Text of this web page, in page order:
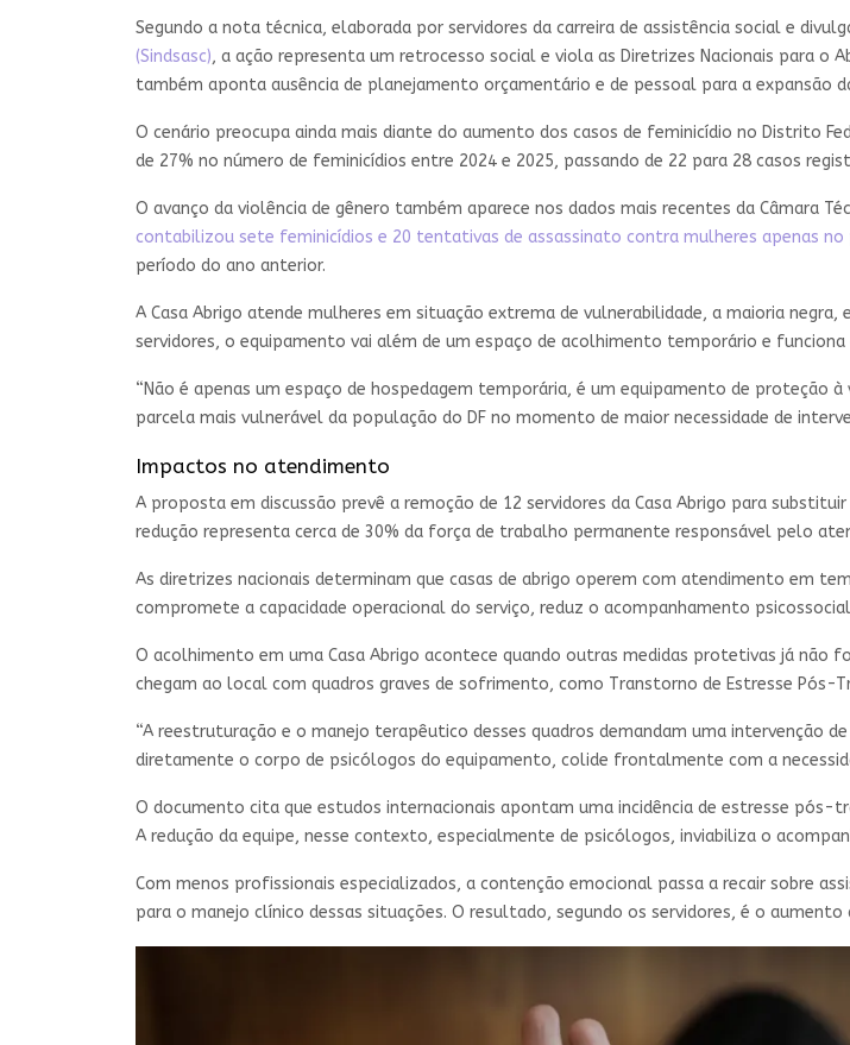
Segundo a nota técnica, elaborada por servidores da carreira de assistência social e
(Sindsasc), a ação representa um retrocesso social e viola as Diretrizes Nacionais para o
também aponta ausência de planejamento orçamentário e de pessoal para a expansão
O cenário preocupa ainda mais diante do aumento dos casos de feminicídio no Distrito
de 27% no número de feminicídios entre 2024 e 2025, passando de 22 para 28 casos
O avanço da violência de gênero também aparece nos dados mais recentes da Câmara
contabilizou sete feminicídios e 20 tentativas de assassinato contra mulheres apenas
período do ano anterior.
A Casa Abrigo atende mulheres em situação extrema de vulnerabilidade, a maioria
servidores, o equipamento vai além de um espaço de acolhimento temporário e
“Não é apenas um espaço de hospedagem temporária, é um equipamento de proteção
parcela mais vulnerável da população do DF no momento de maior necessidade de
Impactos no atendimento
A proposta em discussão prevê a remoção de 12 servidores da Casa Abrigo para
redução representa cerca de 30% da força de trabalho permanente responsável pelo
As diretrizes nacionais determinam que casas de abrigo operem com atendimento em
compromete a capacidade operacional do serviço, reduz o acompanhamento
O acolhimento em uma Casa Abrigo acontece quando outras medidas protetivas já não
chegam ao local com quadros graves de sofrimento, como Transtorno de Estresse Pós-
“A reestruturação e o manejo terapêutico desses quadros demandam uma intervenção
diretamente o corpo de psicólogos do equipamento, colide frontalmente com a
O documento cita que estudos internacionais apontam uma incidência de estresse pós-
A redução da equipe, nesse contexto, especialmente de psicólogos, inviabiliza o
Com menos profissionais especializados, a contenção emocional passa a recair sobre
para o manejo clínico dessas situações. O resultado, segundo os servidores, é o